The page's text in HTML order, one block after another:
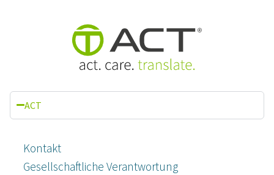
ACT
Kontakt
Gesellschaftliche Verantwortung